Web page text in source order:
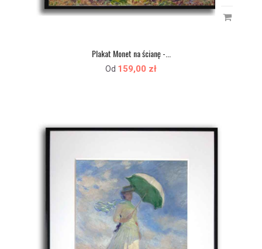
Plakat Monet na ścianę -...
Od 159,00 zł